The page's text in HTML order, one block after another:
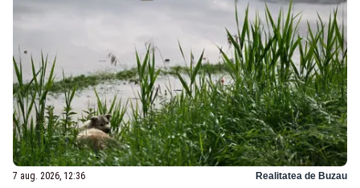
7 aug. 2026, 12:36 Realitatea de Buzau